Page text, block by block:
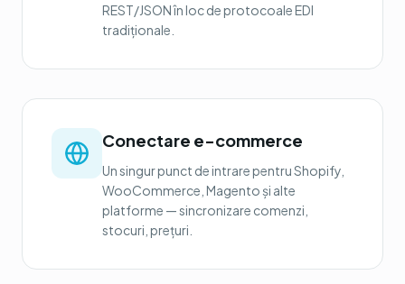
REST/JSON în loc de protocoale EDI
tradiționale.
Conectare e-commerce
Un singur punct de intrare pentru Shopify,
WooCommerce, Magento și alte
platforme — sincronizare comenzi,
stocuri, prețuri.